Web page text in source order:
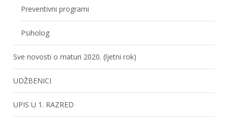
Preventivni programi
Psiholog
Sve novosti o maturi 2020. (ljetni rok)
UDŽBENICI
UPIS U 1. RAZRED